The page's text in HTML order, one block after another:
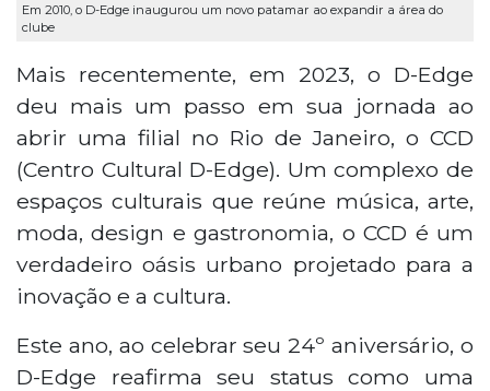
Em 2010, o D-Edge inaugurou um novo patamar ao expandir a área do
clube
Mais recentemente, em 2023, o D-Edge
deu mais um passo em sua jornada ao
abrir uma filial no Rio de Janeiro, o CCD
(Centro Cultural D-Edge). Um complexo de
espaços culturais que reúne música, arte,
moda, design e gastronomia, o CCD é um
verdadeiro oásis urbano projetado para a
inovação e a cultura.
Este ano, ao celebrar seu 24º aniversário, o
D-Edge reafirma seu status como uma